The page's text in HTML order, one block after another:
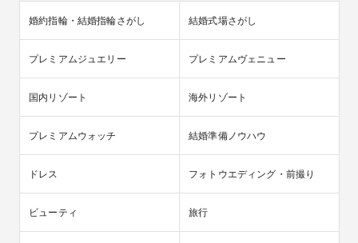
婚約指輪・結婚指輪さがし 結婚式場さがし
プレミアムジュエリー プレミアムヴェニュー
国内リゾート 海外リゾート
プレミアムウォッチ 結婚準備ノウハウ
ドレス フォトウエディング・前撮り
ビューティ 旅行